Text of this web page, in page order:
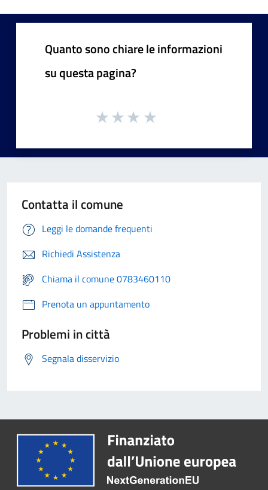
Quanto sono chiare le informazioni
su questa pagina?
Contatta il comune
Leggi le domande frequenti
Richiedi Assistenza
Chiama il comune 0783460110
Prenota un appuntamento
Problemi in città
Segnala disservizio